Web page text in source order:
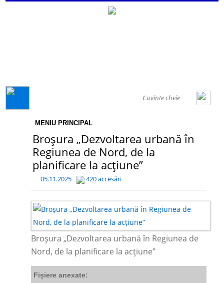
MENIU PRINCIPAL
Broșura „Dezvoltarea urbană în
Regiunea de Nord, de la
planificare la acțiune”
05.11.2025 420 accesări
Broșura „Dezvoltarea urbană în Regiunea de
Nord, de la planificare la acțiune”
Fișiere anexate: